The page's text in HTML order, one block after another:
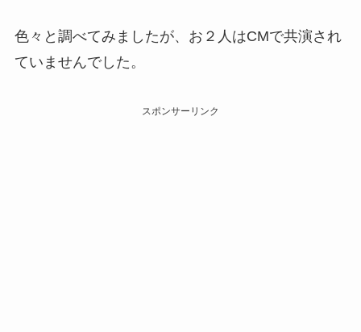
色々と調べてみましたが、お２人はCMで共演され
ていませんでした。
スポンサーリンク